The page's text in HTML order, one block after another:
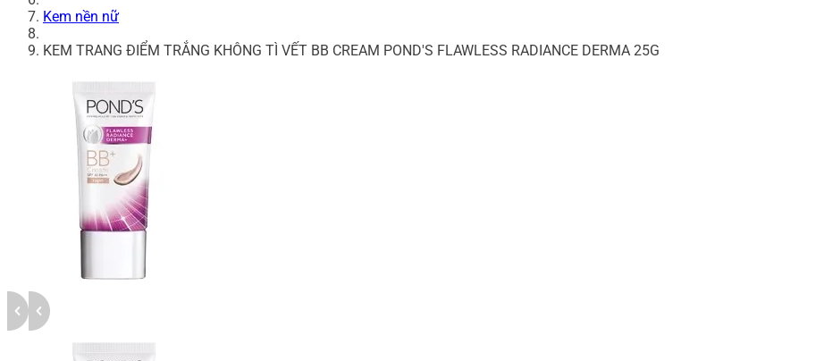
Kem nền nữ
KEM TRANG ĐIỂM TRẮNG KHÔNG TÌ VẾT BB CREAM POND'S FLAWLESS RADIANCE DERMA 25G